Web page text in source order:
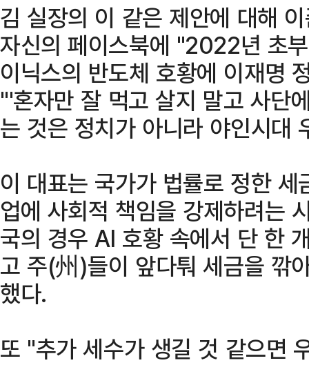
김 실장의 이 같은 제안에 대해
자신의 페이스북에 "2022년 초
이닉스의 반도체 호황에 이재명
"'혼자만 잘 먹고 살지 말고 사단
는 것은 정치가 아니라 야인시대
이 대표는 국가가 법률로 정한
업에 사회적 책임을 강제하려는
국의 경우 AI 호황 속에서 단 한
고 주(州)들이 앞다퉈 세금을 깎
했다.
또 "추가 세수가 생길 것 같으면